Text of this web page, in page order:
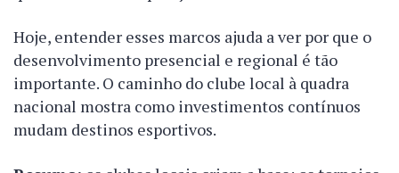
Hoje, entender esses marcos ajuda a ver por que o
desenvolvimento presencial e regional é tão
importante. O caminho do clube local à quadra
nacional mostra como investimentos contínuos
mudam destinos esportivos.